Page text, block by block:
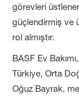
görevleri
güçlendirmiş ve
rol almıştır.​​​​​​​
BASF Ev
Türkiye, Orta
Oğuz Bayrak,